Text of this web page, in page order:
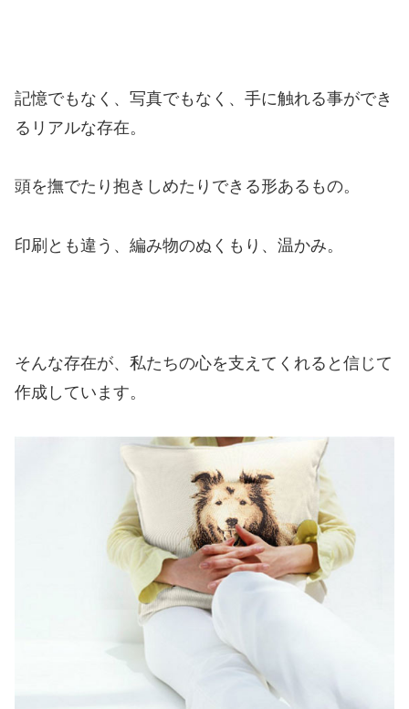
記憶でもなく、写真でもなく、手に触れる事ができ
るリアルな存在。
頭を撫でたり抱きしめたりできる形あるもの。
印刷とも違う、編み物のぬくもり、温かみ。
そんな存在が、私たちの心を支えてくれると信じて
作成しています。